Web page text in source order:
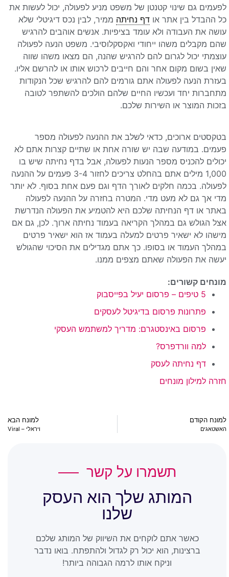
לפעמים גם שינוי קטנטן של משפט מניע לפעולה, יכול לעשות את
כל ההבדל בין אתר או דף נחיתה ממיר, לבין נכס דיגיטלי שלא
עושה את העבודה ולא עומד בציפיות. אנשים אוהבים להרגיש
שהם מקבלים משהו ייחודי ואקסקלוסיבי. משפט הנעה לפעולה
עוצמתי יכול לגרום להם להרגיש שהנה, הם מצאו משהו שווה
שאין בשום מקום אחר והם חייבים לרכוש אותו או להרשם אליו.
בעזרת הנעה לפעולה אתם גורמים להם להרגיש שכל הנקודות
מתחברות יחד ועכשיו החיים שלהם הולכים להשתפר לטובה
בזכות המוצר או השירות שלכם.
בטקסטים ארוכים, כדאי לשלב את ההנעה לפעולה מספר
פעמים. במודעה שבה יש שורה אחת או שתיים קצרות אתם לא
יכולים להכניס מספר הנעות לפעולה, אבל בדף נחיתה שיש בו
1,000 מילים אתם בהחלט צריכים לחזור 3-4 פעמים על ההנעה
לפעולה. בכמה חלקים לאורך הדף וגם פעם אחת בסוף. לא יותר
מדי אך גם לא מעט מדי. המטרה בחזרה על ההנעה לפעולה
באתר או דף הנחיתה שלכם היא להטמיע את הפעולה הנדרשת
אצל הגולש גם במהלך הקריאה בעמוד נחיתה ארוך. לכן, גם אם
מישהו לא ישאיר פרטים למעלה בעמוד אז הוא ישאיר פרטים
במהלך העמוד או בסופו. כך אתם מגדילים את הסיכוי שהגולש
יעשה את הפעולה שאתם מצפים ממנו.
מונחים קשורים:
5 טיפים – פרסום יעיל בפייסבוק
פתרונות פרסום בדיגיטל לעסקים
פרסום באינסטגרם: מדריך למשתמש העסקי
למה וורדפרס?
דף נחיתה לעסק
חזרה למילון מונחים
למונח הקודם
האשטאגים
למונח הבא
ויראלי – Viral
תשמרו על קשר
המותג שלך הוא העסק
שלנו
כאשר אתם לוקחים את השיווק של המותג שלכם
ברצינות, הוא יכול רק לגדול ולהתפתח. בואו נדבר
וניקח אותו לרמה הגבוהה ביותר!